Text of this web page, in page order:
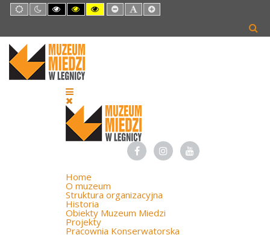
Default
mode
Night
mode
High
Contrast
mode
High
Contrast
mode
High
Contrast
mode
Set
Smaller
Set
Default
Set
Larger
Home
O muzeum
Struktura organizacyjna
Historia
Obiekty Muzeum Miedzi
Projekty
Pracownia Konserwatorska